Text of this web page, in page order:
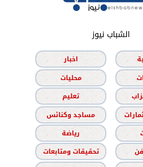
الشباب نيوز
اخبار
محليات
تعليم
مساجد وكنائس
رياضة
تحقيقات ومتابعات